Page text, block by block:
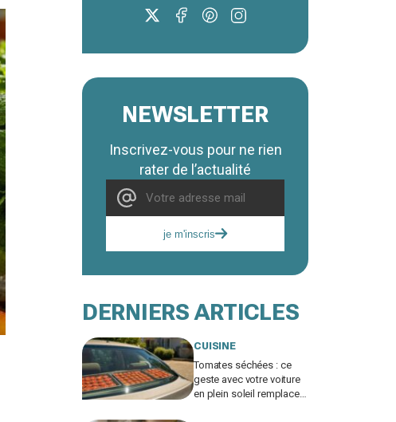
NEWSLETTER
Inscrivez-vous pour ne rien
rater de l’actualité
je m'inscris
DERNIERS ARTICLES
CUISINE
Tomates séchées : ce
geste avec votre voiture
en plein soleil remplace